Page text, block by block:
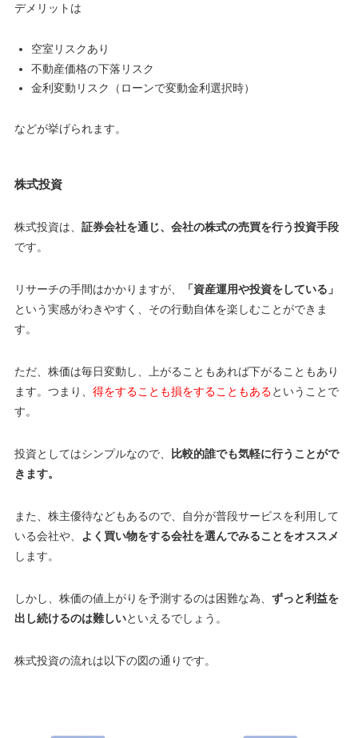
デメリットは
空室リスクあり
不動産価格の下落リスク
金利変動リスク（ローンで変動金利選択時）
などが挙げられます。
株式投資
株式投資は、 証券会社を通じ、会社の株式の売買を行う投資手段
です。
リサーチの手間はかかりますが、
「資産運用や投資をしている」
という実感がわきやすく、その行動自体を楽しむことができま
す。
ただ、株価は毎日変動し、上がることもあれば下がることもあり
ます。つまり、 得をすることも損をすることもあるということで
す。
投資としてはシンプルなので、
比較的誰でも気軽に行うことがで
きます。
また、株主優待などもあるので、自分が普段サービスを利用して
いる会社や、 よく買い物をする会社を選んでみることをオススメ
します。
しかし、株価の値上がりを予測するのは困難な為、 ずっと利益を
出し続けるのは難しいといえるでしょう。
株式投資の流れは以下の図の通りです。